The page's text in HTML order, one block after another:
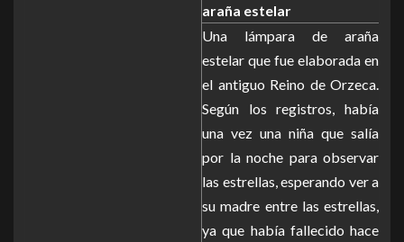
araña estelar
Una lámpara de araña
estelar que fue elaborada en
el antiguo Reino de Orzeca.
Según los registros, había
una vez una niña que salía
por la noche para observar
las estrellas, esperando ver a
su madre entre las estrellas,
ya que había fallecido hace